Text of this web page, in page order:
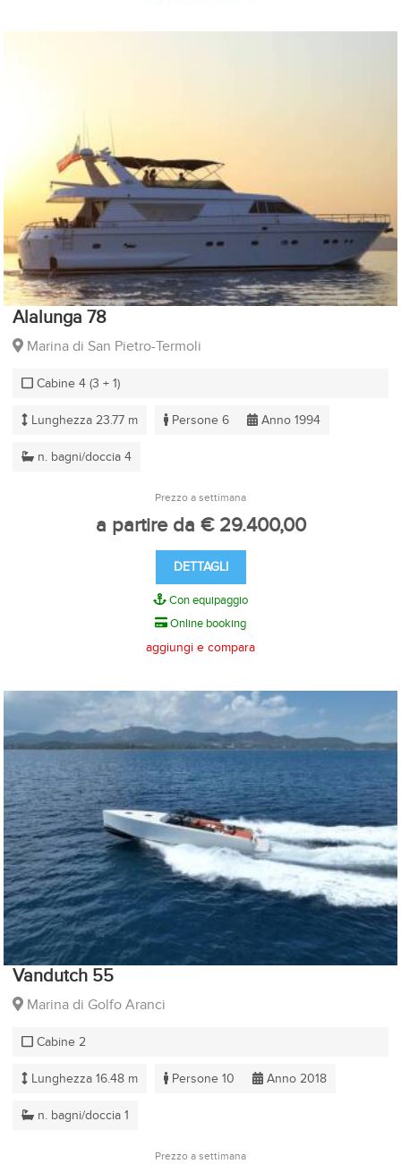
Alalunga 78
Marina di San Pietro-Termoli
Cabine 4 (3 + 1)
Lunghezza 23.77 m Persone 6 Anno 1994
n. bagni/doccia 4
Prezzo a settimana
a partire da € 29.400,00
DETTAGLI
Con equipaggio
Online booking
aggiungi e compara
Vandutch 55
Marina di Golfo Aranci
Cabine 2
Lunghezza 16.48 m Persone 10 Anno 2018
n. bagni/doccia 1
Prezzo a settimana